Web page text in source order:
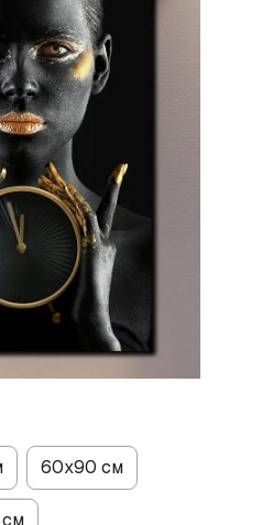
60х90 см